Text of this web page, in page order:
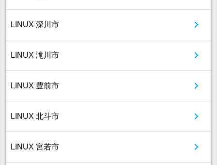
LINUX 深川市
LINUX 滝川市
LINUX 豊前市
LINUX 北斗市
LINUX 宮若市